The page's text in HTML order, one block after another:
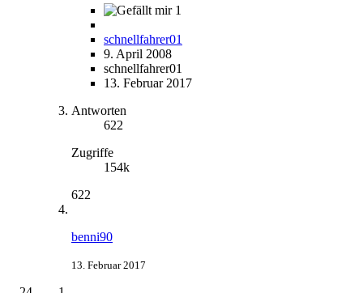
1
schnellfahrer01
9. April 2008
schnellfahrer01
13. Februar 2017
Antworten
622
Zugriffe
154k
622
benni90
13. Februar 2017